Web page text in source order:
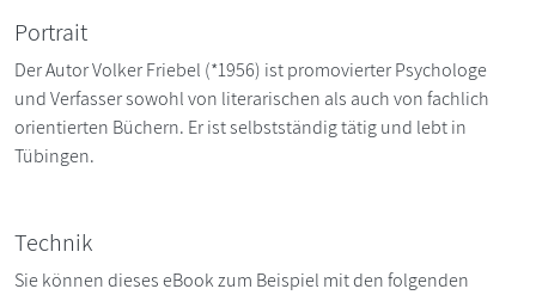
Portrait
Der Autor Volker Friebel (*1956) ist promovierter Psychologe
und Verfasser sowohl von literarischen als auch von fachli­ch
orientierten Büchern. Er ist selbstständig tätig und lebt in
Tübingen.
Technik
Sie können dieses eBook zum Beispiel mit den folgenden